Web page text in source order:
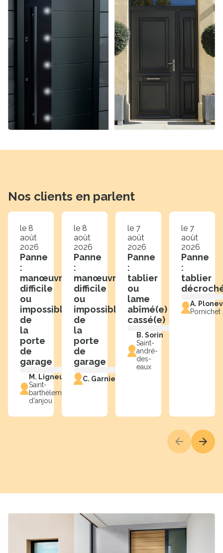
Nos clients en parlent
le 8
août
2026
Panne
:
manœuvre
difficile
ou
impossible
de
la
porte
de
garage
M. Ligneul
Saint-
barthélemy-
d'anjou
le 8
août
2026
Panne
:
manœuvre
difficile
ou
impossible
de
la
porte
de
garage
C. Garnier
le 7
août
2026
Panne
:
tablier
ou
lame
abîmé(e)
cassé(e)
B. Sorin
Saint-
andré-
des-
eaux
le 7
août
2026
Panne
:
tablier
A.
Pornichet
Précédent